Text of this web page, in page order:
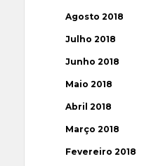
Agosto 2018
Julho 2018
Junho 2018
Maio 2018
Abril 2018
Março 2018
Fevereiro 2018